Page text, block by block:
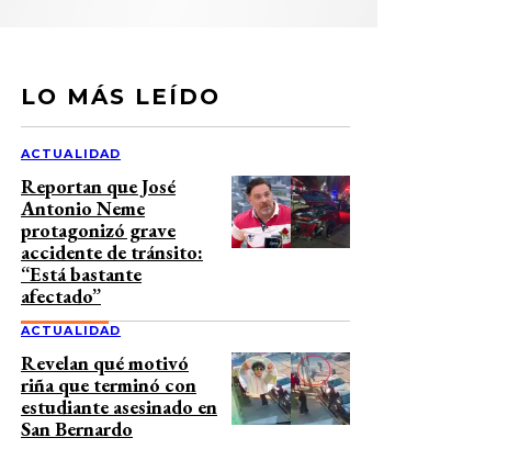
LO MÁS LEÍDO
ACTUALIDAD
Reportan que José
Antonio Neme
protagonizó grave
accidente de tránsito:
“Está bastante
afectado”
ACTUALIDAD
Revelan qué motivó
riña que terminó con
estudiante asesinado en
San Bernardo